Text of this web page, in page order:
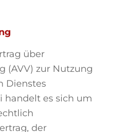
über
(AVV) zur Nutzung
Dienstes
handelt es sich um
der